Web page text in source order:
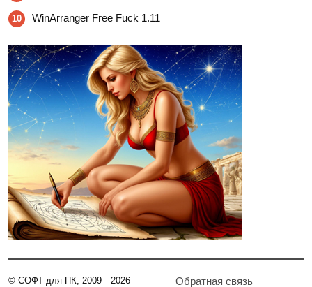
10 WinArranger Free Fuck 1.11
© СОФТ для ПК, 2009—2026 Обратная связь